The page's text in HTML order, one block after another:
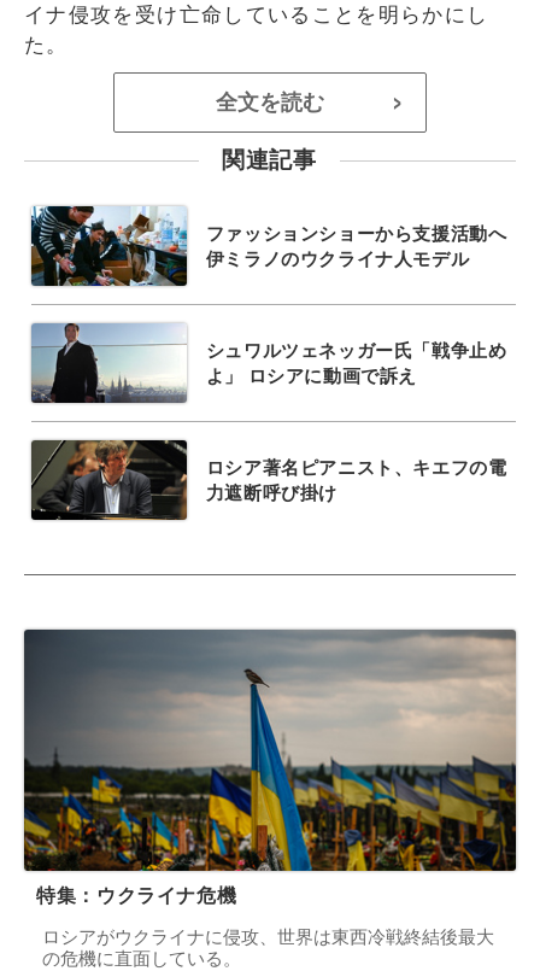
イナ侵攻を受け亡命していることを明らかにし
た。
全文を読む >
関連記事
ファッションショーから支援活動へ
伊ミラノのウクライナ人モデル
シュワルツェネッガー氏「戦争止め
よ」 ロシアに動画で訴え
ロシア著名ピアニスト、キエフの電
力遮断呼び掛け
特集：ウクライナ危機
ロシアがウクライナに侵攻、世界は東西冷戦終結後最大
の危機に直面している。